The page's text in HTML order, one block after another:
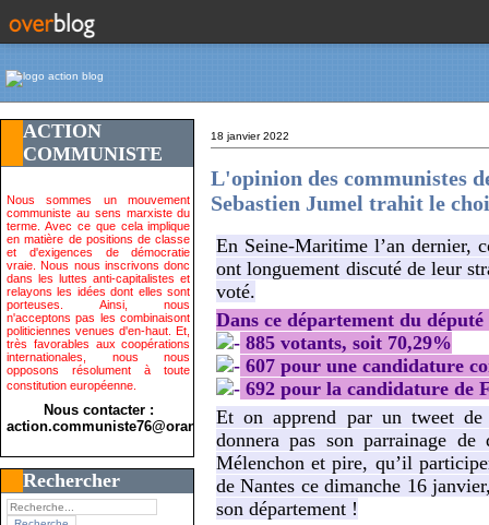
ACTION
COMMUNISTE
Nous sommes un mouvement
communiste au sens marxiste du
terme. Avec ce que cela implique
en matière de positions de classe
et d'exigences de démocratie
vraie. Nous nous inscrivons donc
dans les luttes anti-capitalistes et
relayons les idées dont elles sont
porteuses. Ainsi, nous
n'acceptons pas les combinaisont
politiciennes venues d'en-haut. Et,
très favorables aux coopérations
internationales, nous nous
opposons résolument à toute
constitution européenne.
Nous contacter :
action.communiste76@orange.fr>
Rechercher
18 janvier 2022
L'opinion des communistes
Sebastien Jumel trahit le
En Seine-Maritime l’an dernier,
ont longuement discuté de leur
voté.
Dans ce département du
885 votants, soit 70,29%
607 pour une candidature
692 pour la candidature de
Et on apprend par un tweet
donnera pas son parrainage
Mélenchon et pire, qu’il
de Nantes ce dimanche 16
son département !